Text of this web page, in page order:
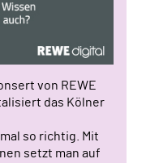
von REWE
das Kölner
so richtig. Mit
setzt man auf